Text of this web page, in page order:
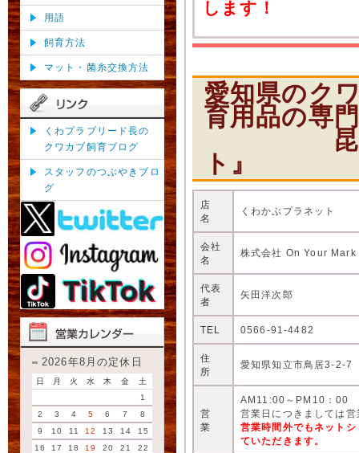
用語
飼育方法
マット・菌糸交換方法
くわプラブリード長の
クワカブ飼育ブログ
スタッフのつぶやきブロ
グ
2026年8月の定休日
日 月 火 水 木 金
土
1
2
3 4 5 6 7
8
9
10 11 12 13 14
15
16
17 18 19 20 21
22
します！
愛知県のク
育用品の専
昆虫シ
ト』
店
名
くわかぶプラネット
会社
名
株式会社 On Your Mark
代表
者
矢田洋次郎
TEL 0566-91-4482
住
所
愛知県知立市鳥居3-2-7
営
業
AM11:00～PM10：00
営業日につきましては
営業時間外でもネット
ていただきます。